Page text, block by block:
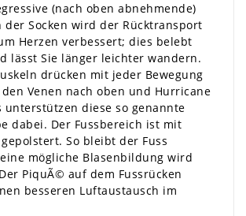
(nach oben abnehmende)
der Socken wird der Rücktransport
Herzen verbessert; dies belebt
lässt Sie länger leichter wandern.
drücken mit jeder Bewegung
Venen nach oben und Hurricane
unterstützen diese so genannte
dabei. Der Fussbereich ist mit
So bleibt der Fuss
mögliche Blasenbildung wird
PiquÃ© auf dem Fussrücken
besseren Luftaustausch im